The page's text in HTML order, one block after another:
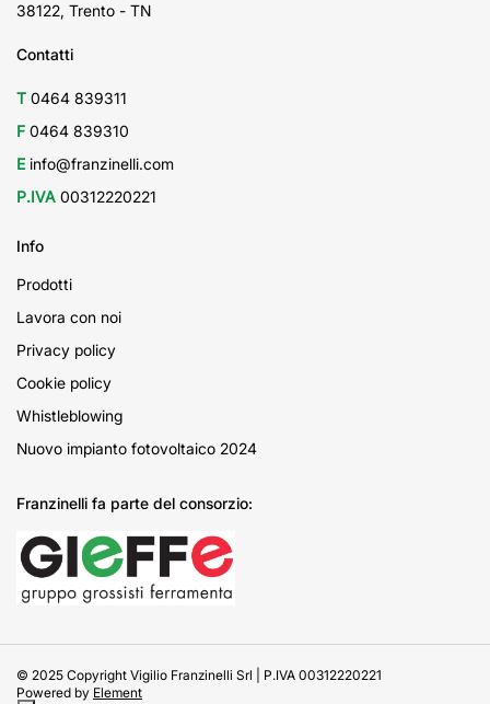
38122, Trento - TN
Contatti
T 0464 839311
F 0464 839310
E info@franzinelli.com
P.IVA 00312220221
Info
Prodotti
Lavora con noi
Privacy policy
Cookie policy
Whistleblowing
Nuovo impianto fotovoltaico 2024
Franzinelli fa parte del consorzio:
© 2025 Copyright Vigilio Franzinelli Srl | P.IVA 00312220221
Powered by Element